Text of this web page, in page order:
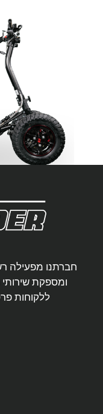
חברתנו מפעילה
ומספקת שירותי
ללקוחות